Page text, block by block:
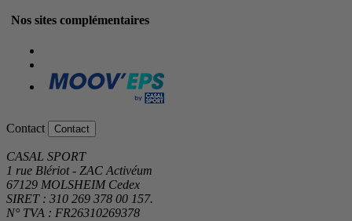
Nos sites complémentaires
Contact Contact
CASAL SPORT
1 rue Blériot - ZAC Activéum
67129 MOLSHEIM Cedex
SIRET : 310 269 378 00 157.
N° TVA : FR26310269378